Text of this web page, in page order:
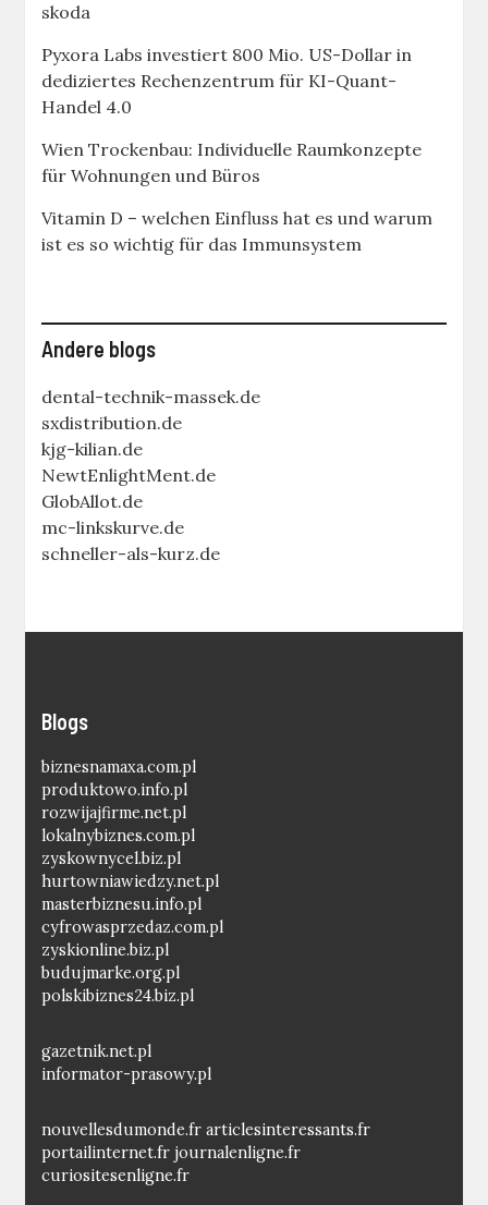
skoda
Pyxora Labs investiert 800 Mio. US-Dollar in
dediziertes Rechenzentrum für KI-Quant-
Handel 4.0
Wien Trockenbau: Individuelle Raumkonzepte
für Wohnungen und Büros
Vitamin D – welchen Einfluss hat es und warum
ist es so wichtig für das Immunsystem
Andere blogs
dental-technik-massek.de
sxdistribution.de
kjg-kilian.de
NewtEnlightMent.de
GlobAllot.de
mc-linkskurve.de
schneller-als-kurz.de
Blogs
biznesnamaxa.com.pl
produktowo.info.pl
rozwijajfirme.net.pl
lokalnybiznes.com.pl
zyskownycel.biz.pl
hurtowniawiedzy.net.pl
masterbiznesu.info.pl
cyfrowasprzedaz.com.pl
zyskionline.biz.pl
budujmarke.org.pl
polskibiznes24.biz.pl
gazetnik.net.pl
informator-prasowy.pl
nouvellesdumonde.fr articlesinteressants.fr
portailinternet.fr journalenligne.fr
curiositesenligne.fr